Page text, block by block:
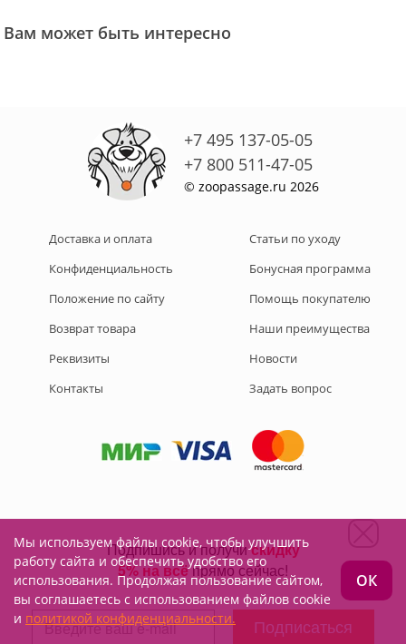
Вам может быть интересно
+7 495 137-05-05
+7 800 511-47-05
© zoopassage.ru 2026
Доставка и оплата
Конфиденциальность
Положение по сайту
Возврат товара
Реквизиты
Контакты
Статьи по уходу
Бонусная программа
Помощь покупателю
Наши преимущества
Новости
Задать вопрос
Подписывайтесь на нас:
Мы используем файлы cookie, чтобы улучшить
работу сайта и обеспечить удобство его
использования. Продолжая пользование сайтом,
вы соглашаетесь с использованием файлов cookie
и политикой конфиденциальности.
ОК